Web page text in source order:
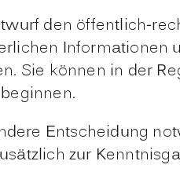
den öffentlich-
Informationen
Sie können in der
Entscheidung
zur